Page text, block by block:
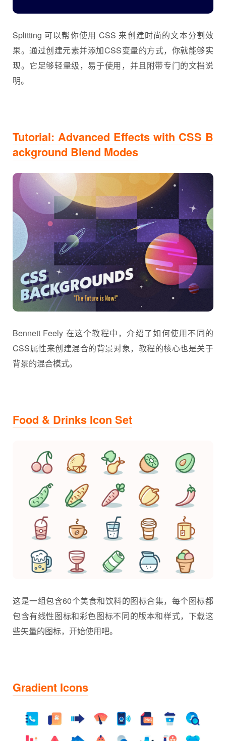
Splitting 可以帮你使用 CSS 来创建时尚的文本分割效
果。通过创建元素并添加CSS变量的方式，你就能够实
现。它足够轻量级，易于使用，并且附带专门的文档说
明。
Tutorial: Advanced Effects with CSS B
ackground Blend Modes
Bennett Feely 在这个教程中，介绍了如何使用不同的
CSS属性来创建混合的背景对象，教程的核心也是关于
背景的混合模式。
Food & Drinks Icon Set
这是一组包含60个美食和饮料的图标合集，每个图标都
包含有线性图标和彩色图标不同的版本和样式，下载这
些矢量的图标，开始使用吧。
Gradient Icons